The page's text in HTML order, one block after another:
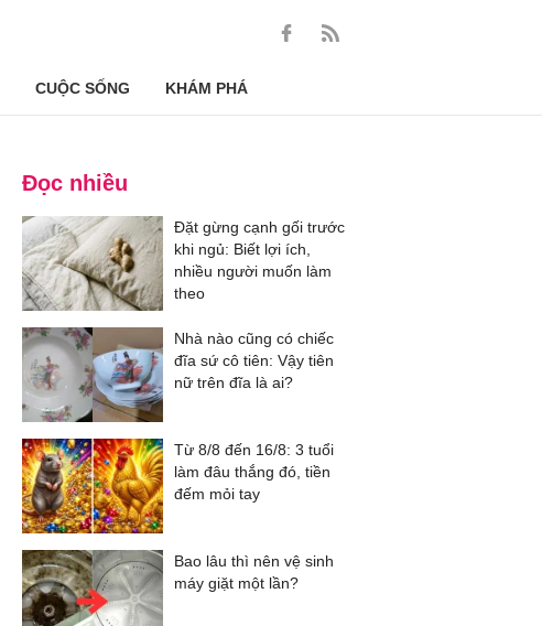
CUỘC SỐNG KHÁM PHÁ
Đọc nhiều
Đặt gừng cạnh gối trước
khi ngủ: Biết lợi ích,
nhiều người muốn làm
theo
Nhà nào cũng có chiếc
đĩa sứ cô tiên: Vậy tiên
nữ trên đĩa là ai?
Từ 8/8 đến 16/8: 3 tuổi
làm đâu thắng đó, tiền
đếm mỏi tay
Bao lâu thì nên vệ sinh
máy giặt một lần?